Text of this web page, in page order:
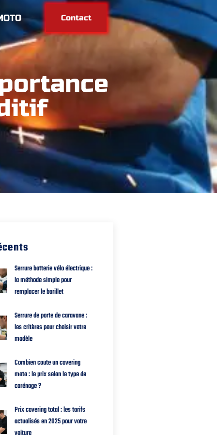
Contact
Serrure batterie vélo électrique :
la méthode simple pour
remplacer le barillet
Serrure de porte de caravane :
les critères pour choisir votre
modèle
Combien coute un covering
moto : le prix selon le type de
carénage ?
Prix covering total : les tarifs
actualisés en 2025 pour votre